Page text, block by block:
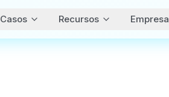
Casos Recursos Empresa